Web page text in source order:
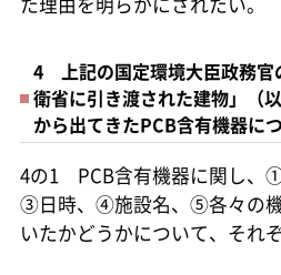
4 上記の国定環境大臣政務官
衛省に引き渡された建物」（
から出てきたPCB含有機器に
4の1 PCB含有機器に関し、
③日時、④施設名、⑤各々の
いたかどうかについて、それ